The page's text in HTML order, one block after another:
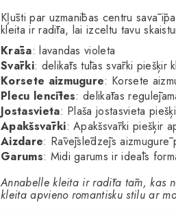
Kļūsti par uzmanības centru savā
kleita ir radīta, lai izceltu tavu
Krāsa: lavandas violeta
Svārki: delikāts tūlas svārki piešķir
Korsete aizmugure: Korsete
Plecu lencītes: delikātas
Jostasvieta: Plaša jostasvieta
Apakšsvārki: Apakšsvārki piešķir
Aizdare: Rāvējslēdzējs aizmugurē
Garums: Midi garums ir ideāls
Annabelle kleita ir radīta tām, kas
kleita apvieno romantisku stilu ar